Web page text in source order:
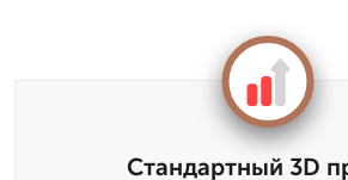
Стандартный 3D